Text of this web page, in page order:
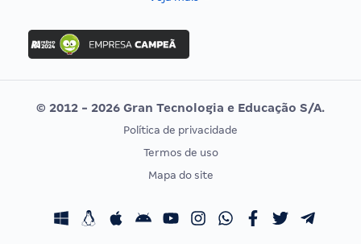
Concurso Ibama
Concurso MPU
Editais publicados
Vunesp
CONCURSOS POR PROFISSÃO
Concursos Fiscais
EXAME DE ORDEM
Calendário OAB
© 2012 - 2026 Gran Tecnologia e Educação S/A.
Política de privacidade
Termos de uso
Mapa do site